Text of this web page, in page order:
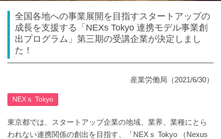
全国各地への事業展開を目指すスタートアップの
成長を支援する「NEXs Tokyo 連携モデル事業創
出プログラム」第三期の受講企業が決定しまし
た！
産業労働局 （2021/6/30）
NEXｓ Tokyo
東京都では、スタートアップ企業の地域、業界、業種にとら
われない連携関係の創出を目指す、「NEXｓ Tokyo （Nexus